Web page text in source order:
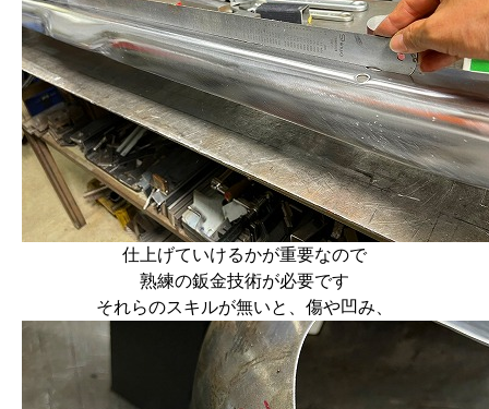
仕上げていけるかが重要なので
熟練の鈑金技術が必要です
それらのスキルが無いと、傷や凹み、